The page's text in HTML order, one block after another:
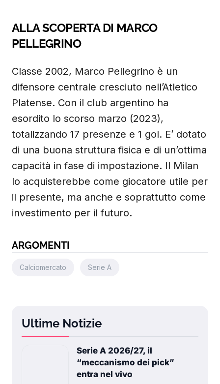
ALLA SCOPERTA DI MARCO
PELLEGRINO
Classe 2002, Marco Pellegrino è un
difensore centrale cresciuto nell’Atletico
Platense. Con il club argentino ha
esordito lo scorso marzo (2023),
totalizzando 17 presenze e 1 gol. E’ dotato
di una buona struttura fisica e di un’ottima
capacità in fase di impostazione. Il Milan
lo acquisterebbe come giocatore utile per
il presente, ma anche e soprattutto come
investimento per il futuro.
ARGOMENTI
Calciomercato Serie A
Ultime Notizie
Serie A 2026/27, il
“meccanismo dei pick”
entra nel vivo